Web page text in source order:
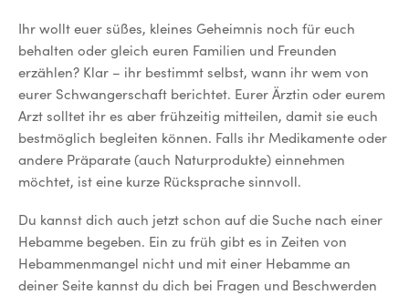
Ihr wollt euer süßes, kleines Geheimnis noch für euch
behalten oder gleich euren Familien und Freunden
erzählen? Klar – ihr bestimmt selbst, wann ihr wem von
eurer Schwangerschaft berichtet. Eurer Ärztin oder eurem
Arzt solltet ihr es aber frühzeitig mitteilen, damit sie euch
bestmöglich begleiten können. Falls ihr Medikamente oder
andere Präparate (auch Naturprodukte) einnehmen
möchtet, ist eine kurze Rücksprache sinnvoll.
Du kannst dich auch jetzt schon auf die Suche nach einer
Hebamme begeben. Ein zu früh gibt es in Zeiten von
Hebammenmangel nicht und mit einer Hebamme an
deiner Seite kannst du dich bei Fragen und Beschwerden